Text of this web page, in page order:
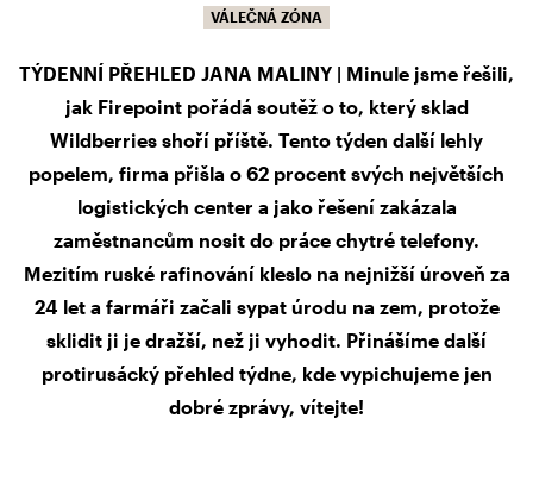
VÁLEČNÁ ZÓNA
TÝDENNÍ PŘEHLED JANA MALINY | Minule jsme řešili,
jak Firepoint pořádá soutěž o to, který sklad
Wildberries shoří příště. Tento týden další lehly
popelem, firma přišla o 62 procent svých největších
logistických center a jako řešení zakázala
zaměstnancům nosit do práce chytré telefony.
Mezitím ruské rafinování kleslo na nejnižší úroveň za
24 let a farmáři začali sypat úrodu na zem, protože
sklidit ji je dražší, než ji vyhodit. Přinášíme další
protirusácký přehled týdne, kde vypichujeme jen
dobré zprávy, vítejte!